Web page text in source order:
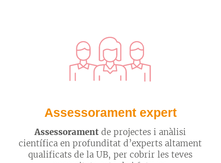
Assessorament expert
Assessorament de projectes i anàlisi
científica en profunditat d’experts altament
qualificats de la UB, per cobrir les teves